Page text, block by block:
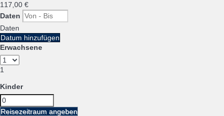
117, 00 €
Daten
Daten
Datum hinzufügen
Erwachsene
1
Kinder
Reisezeitraum angeben